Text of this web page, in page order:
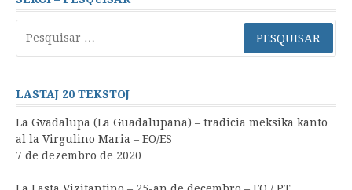
por:
LASTAJ 20 TEKSTOJ
La Gvadalupa (La Guadalupana) – tradicia meksika kanto
al la Virgulino Maria – EO/ES
7 de dezembro de 2020